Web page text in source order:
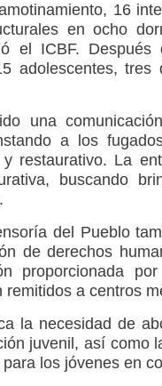
16
en ocho
el ICBF.
adolescentes,
una
a los
y restaurativo. La
buscando
del Pueblo
de derechos
proporcionada
remitidos a centros
la necesidad de
juvenil, así como
los jóvenes en